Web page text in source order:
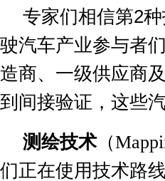
专家们相信第2
驶汽车产业参与者
造商、一级供应商
到间接验证，这些
测绘技术（
们正在使用技术路